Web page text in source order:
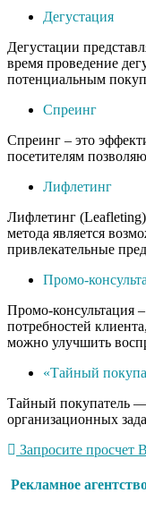
Дегустация
Дегустации
время проведение
потенциальным
Спреинг
Спреинг – это
посетителям
Лифлетинг
Лифлетинг
метода является
привлекательные
Промо-
Промо-консультация
потребностей
можно улучшить
«Тайный
Тайный покупатель —
организационных
Запросите просчет
Рекламное